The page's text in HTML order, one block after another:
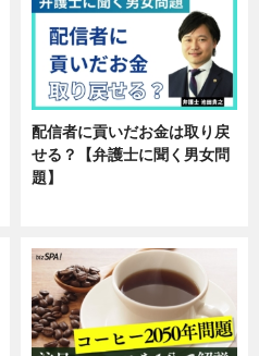
配信者に貢いだお金は取り戻
せる？【弁護士に聞く男女問
題】